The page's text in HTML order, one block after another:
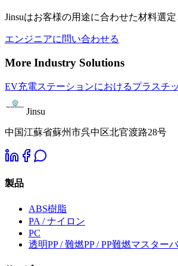
Jinsuはお客様の用途に合わせた材料選
エンジニアに問い合わせる
More Industry Solutions
EV充電ステーションにおけるプラスチ
Jinsu
中国江蘇省蘇州市呉中区北官渡路28号
製品
ABS樹脂
PA / ナイロン
PC
透明PP / 難燃PP / PP難燃マスター